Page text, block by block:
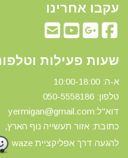
עקבו אחרינו
שעות פעילות
א-ה: 10:00-18:00
טלפון: 0 50-5558186
דוא"ל:yermigan@gmail.com
כתובת: אזור תעשייה נוף הארץ,
להגעה דרך אפליקציית waze